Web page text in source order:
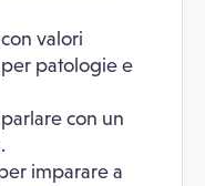
con valori
patologie e
con un
imparare a